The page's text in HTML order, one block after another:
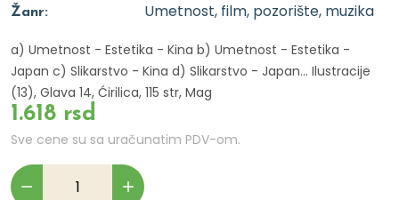
Žanr: Umetnost, film, pozorište, muzika
a) Umetnost - Estetika - Kina b) Umetnost - Estetika -
Japan c) Slikarstvo - Kina d) Slikarstvo - Japan... Ilustracije
(13), Glava 14, Ćirilica, 115 str, Mag
1.618 rsd
Sve cene su sa uračunatim PDV-om.